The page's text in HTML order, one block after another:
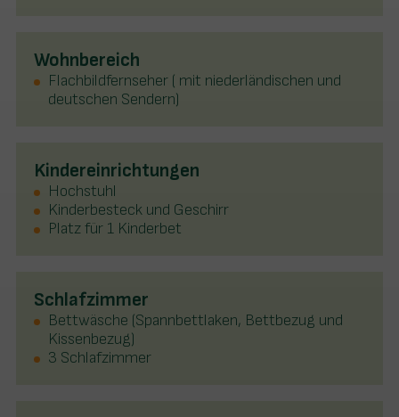
Wohnbereich
Flachbildfernseher ( mit niederländischen und
deutschen Sendern)
Kindereinrichtungen
Hochstuhl
Kinderbesteck und Geschirr
Platz für 1 Kinderbet
Schlafzimmer
Bettwäsche (Spannbettlaken, Bettbezug und
Kissenbezug)
3 Schlafzimmer